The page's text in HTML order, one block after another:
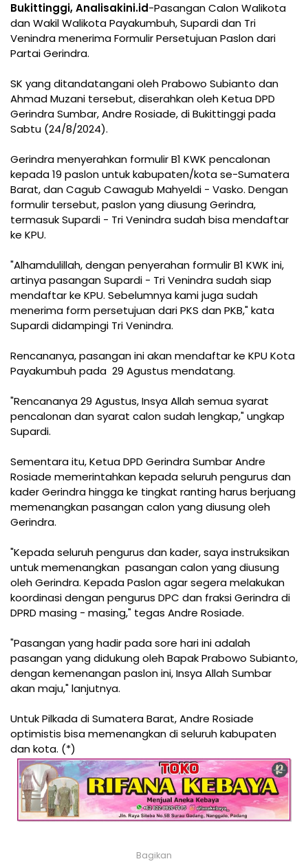
Bukittinggi, Analisakini.id-Pasangan Calon Walikota
dan Wakil Walikota Payakumbuh, Supardi dan Tri
Venindra menerima Formulir Persetujuan Paslon dari
Partai Gerindra.
SK yang ditandatangani oleh Prabowo Subianto dan
Ahmad Muzani tersebut, diserahkan oleh Ketua DPD
Gerindra Sumbar, Andre Rosiade, di Bukittinggi pada
Sabtu (24/8/2024).
Gerindra menyerahkan formulir B1 KWK pencalonan
kepada 19 paslon untuk kabupaten/kota se-Sumatera
Barat, dan Cagub Cawagub Mahyeldi - Vasko. Dengan
formulir tersebut, paslon yang diusung Gerindra,
termasuk Supardi - Tri Venindra sudah bisa mendaftar
ke KPU.
"Alhamdulillah, dengan penyerahan formulir B1 KWK ini,
artinya pasangan Supardi - Tri Venindra sudah siap
mendaftar ke KPU. Sebelumnya kami juga sudah
menerima form persetujuan dari PKS dan PKB," kata
Supardi didampingi Tri Venindra.
Rencananya, pasangan ini akan mendaftar ke KPU Kota
Payakumbuh pada 29 Agustus mendatang.
"Rencananya 29 Agustus, Insya Allah semua syarat
pencalonan dan syarat calon sudah lengkap," ungkap
Supardi.
Sementara itu, Ketua DPD Gerindra Sumbar Andre
Rosiade memerintahkan kepada seluruh pengurus dan
kader Gerindra hingga ke tingkat ranting harus berjuang
memenangkan pasangan calon yang diusung oleh
Gerindra.
"Kepada seluruh pengurus dan kader, saya instruksikan
untuk memenangkan pasangan calon yang diusung
oleh Gerindra. Kepada Paslon agar segera melakukan
koordinasi dengan pengurus DPC dan fraksi Gerindra di
DPRD masing - masing," tegas Andre Rosiade.
"Pasangan yang hadir pada sore hari ini adalah
pasangan yang didukung oleh Bapak Prabowo Subianto,
dengan kemenangan paslon ini, Insya Allah Sumbar
akan maju," lanjutnya.
Untuk Pilkada di Sumatera Barat, Andre Rosiade
optimistis bisa memenangkan di seluruh kabupaten
dan kota. (*)
Bagikan